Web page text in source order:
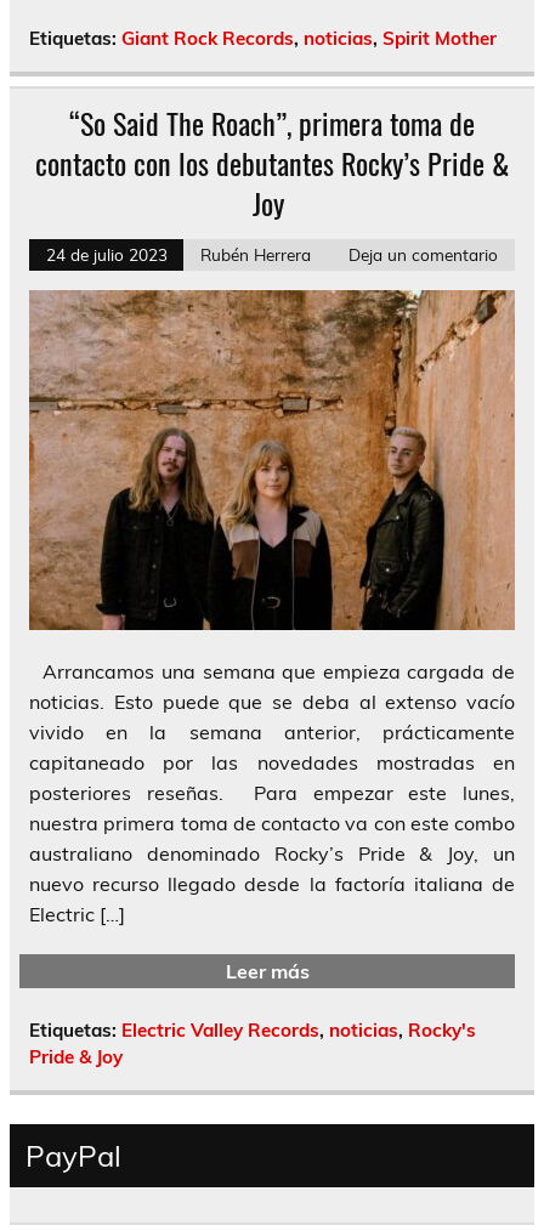
Etiquetas: Giant Rock Records, noticias, Spirit Mother
“So Said The Roach”, primera toma de
contacto con los debutantes Rocky’s Pride &
Joy
24 de julio 2023 Rubén Herrera Deja un comentario
Arrancamos una semana que empieza cargada de
noticias. Esto puede que se deba al extenso vacío
vivido en la semana anterior, prácticamente
capitaneado por las novedades mostradas en
posteriores reseñas. Para empezar este lunes,
nuestra primera toma de contacto va con este combo
australiano denominado Rocky’s Pride & Joy, un
nuevo recurso llegado desde la factoría italiana de
Electric […]
Leer más
Etiquetas: Electric Valley Records, noticias, Rocky's
Pride & Joy
PayPal